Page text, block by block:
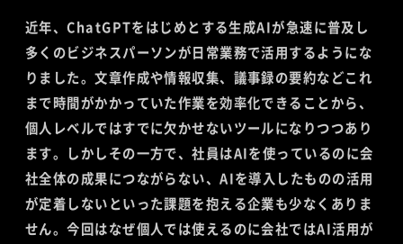
近年、ChatGPTをはじめとする生成AIが急速に普及し
多くのビジネスパーソンが日常業務で活用するようにな
りました。文章作成や情報収集、議事録の要約などこれ
まで時間がかかっていた作業を効率化できることから、
個人レベルではすでに欠かせないツールになりつつあり
ます。しかしその一方で、社員はAIを使っているのに会
社全体の成果につながらない、AIを導入したものの活用
が定着しないといった課題を抱える企業も少なくありま
せん。今回はなぜ個人では使えるのに会社ではAI活用が